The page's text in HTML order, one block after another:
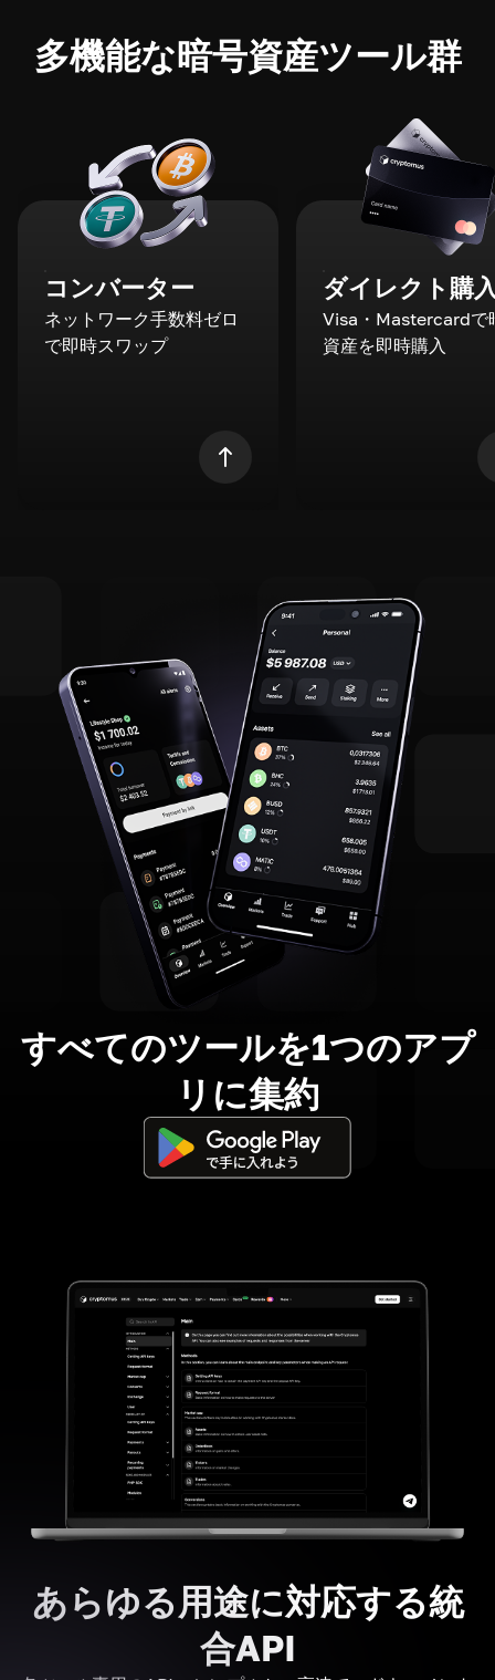
多機能な暗号資産ツール群
コンバーター
ネットワーク手数料ゼロ
で即時スワップ
ダイレクト購
Visa・Mastercardで
資産を即時購入
すべてのツールを1つのアプ
リに集約
あらゆる用途に対応する統
合API